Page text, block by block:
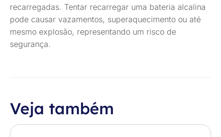
recarregadas. Tentar recarregar uma bateria alcalina
pode causar vazamentos, superaquecimento ou até
mesmo explosão, representando um risco de
segurança.
Veja também